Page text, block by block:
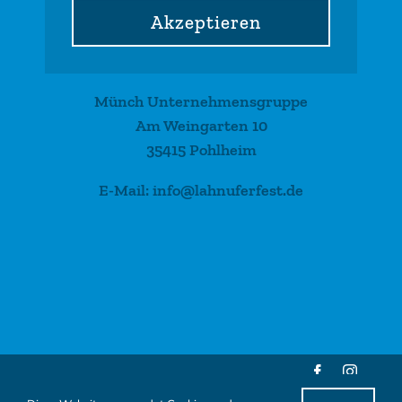
Akzeptieren
Münch Unternehmensgruppe
Am Weingarten 10
35415 Pohlheim
E-Mail: info@lahnuferfest.de